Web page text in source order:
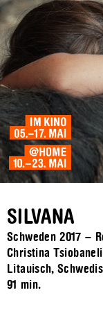
SILVANA
Schweden 2017 –
Christina
Litauisch,
91 min.